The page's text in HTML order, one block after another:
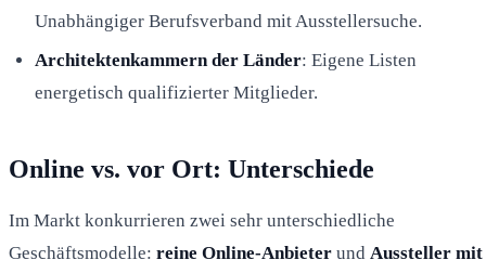
Unabhängiger Berufsverband mit Ausstellersuche.
Architektenkammern der Länder: Eigene Listen
energetisch qualifizierter Mitglieder.
Online vs. vor Ort: Unterschiede
Im Markt konkurrieren zwei sehr unterschiedliche
Geschäftsmodelle: reine Online-Anbieter und Aussteller mit